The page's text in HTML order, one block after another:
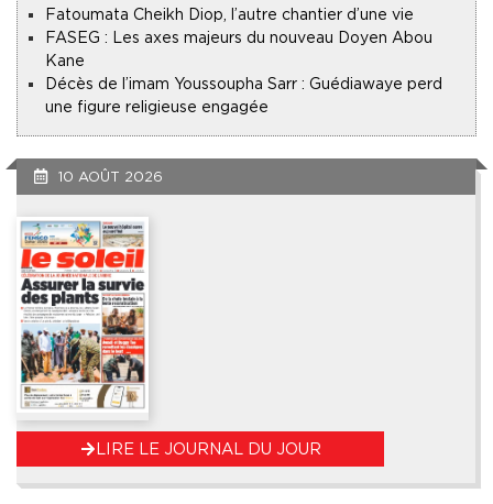
Fatoumata Cheikh Diop, l’autre chantier d’une vie
FASEG : Les axes majeurs du nouveau Doyen Abou
Kane
Décès de l’imam Youssoupha Sarr : Guédiawaye perd
une figure religieuse engagée
10 AOÛT 2026
LIRE LE JOURNAL DU JOUR